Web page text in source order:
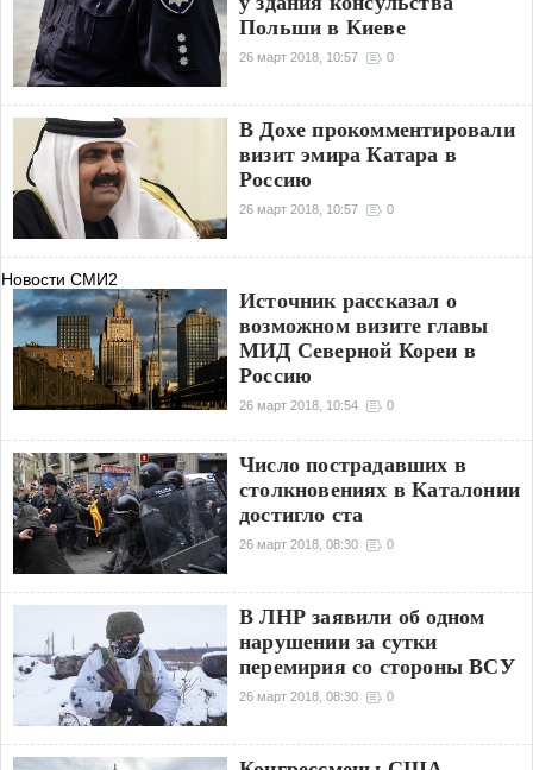
Польши в Киеве
26 март 2018, 10:57 0
В Дохе прокомментировали
визит эмира Катара в
Россию
26 март 2018, 10:57 0
Новости СМИ2
Источник рассказал о
возможном визите главы
МИД Северной Кореи в
Россию
26 март 2018, 10:54 0
Число пострадавших в
столкновениях в Каталонии
достигло ста
26 март 2018, 08:30 0
В ЛНР заявили об одном
нарушении за сутки
перемирия со стороны ВСУ
26 март 2018, 08:30 0